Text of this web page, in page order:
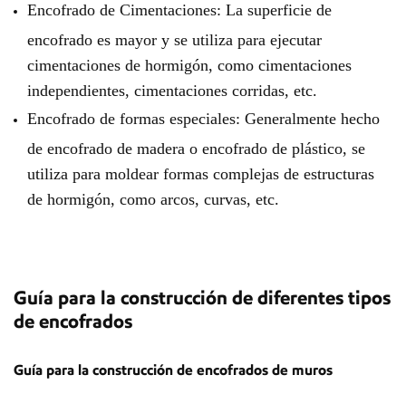
Encofrado de Cimentaciones: La superficie de
encofrado es mayor y se utiliza para ejecutar
cimentaciones de hormigón, como cimentaciones
independientes, cimentaciones corridas, etc.
Encofrado de formas especiales: Generalmente hecho
de encofrado de madera o encofrado de plástico, se
utiliza para moldear formas complejas de estructuras
de hormigón, como arcos, curvas, etc.
Guía para la construcción de diferentes tipos
de encofrados
Guía para la construcción de encofrados de muros